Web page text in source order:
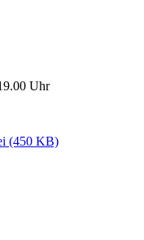
Uhr
(450 KB)